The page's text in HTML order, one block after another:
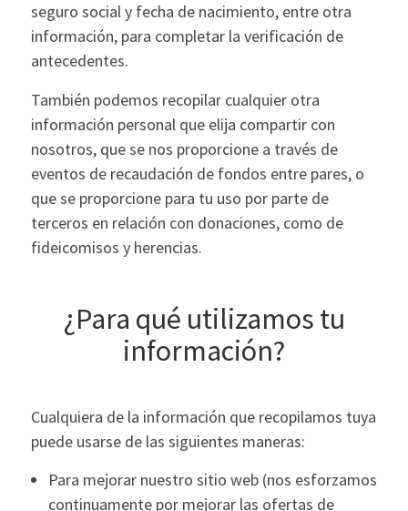
seguro social y fecha de nacimiento, entre otra
información, para completar la verificación de
antecedentes.
También podemos recopilar cualquier otra
información personal que elija compartir con
nosotros, que se nos proporcione a través de
eventos de recaudación de fondos entre pares, o
que se proporcione para tu uso por parte de
terceros en relación con donaciones, como de
fideicomisos y herencias.
¿Para qué utilizamos tu
información?
Cualquiera de la información que recopilamos tuya
puede usarse de las siguientes maneras:
Para mejorar nuestro sitio web (nos esforzamos
continuamente por mejorar las ofertas de